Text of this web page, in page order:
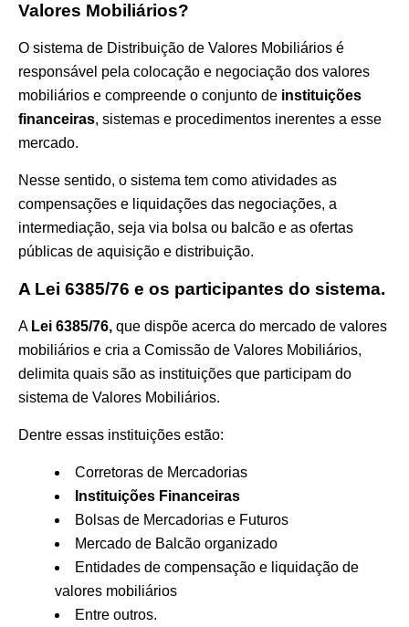
Valores Mobiliários?
O sistema de Distribuição de Valores Mobiliários é
responsável pela colocação e negociação dos valores
mobiliários e compreende o conjunto de instituições
financeiras, sistemas e procedimentos inerentes a esse
mercado.
Nesse sentido, o sistema tem como atividades as
compensações e liquidações das negociações, a
intermediação, seja via bolsa ou balcão e as ofertas
públicas de aquisição e distribuição.
A Lei 6385/76 e os participantes do sistema.
A Lei 6385/76, que dispõe acerca do mercado de valores
mobiliários e cria a Comissão de Valores Mobiliários,
delimita quais são as instituições que participam do
sistema de Valores Mobiliários.
Dentre essas instituições estão:
Corretoras de Mercadorias
Instituições Financeiras
Bolsas de Mercadorias e Futuros
Mercado de Balcão organizado
Entidades de compensação e liquidação de
valores mobiliários
Entre outros.